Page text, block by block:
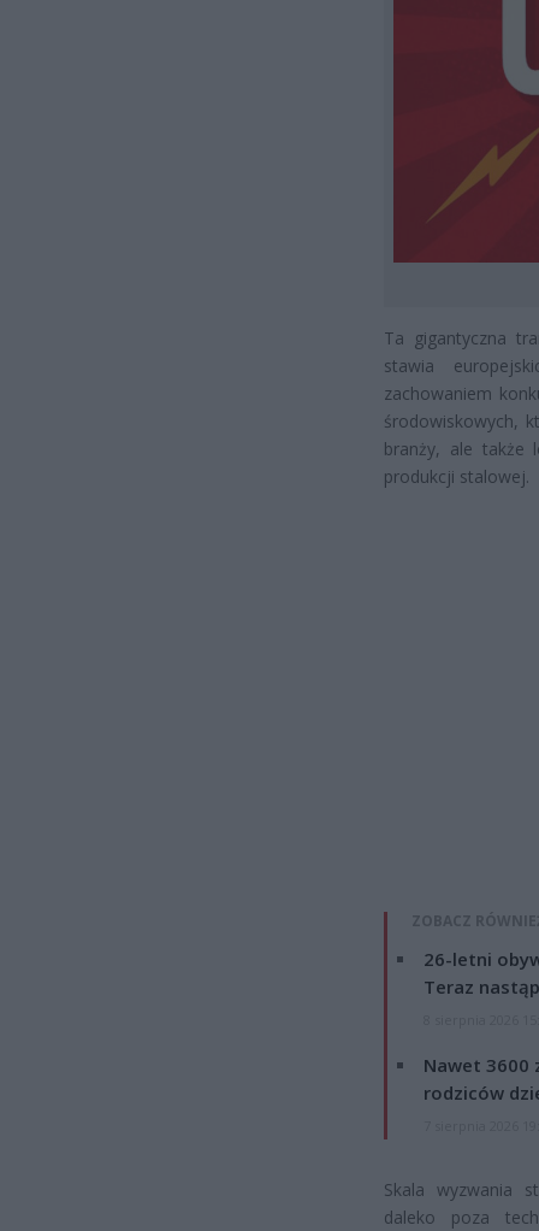
Ta gigantyczna
stawia
zachowaniem
środowiskowych,
branży, ale także
produkcji stalowej.
ZOBACZ
26-letni
Teraz
Nawet 3600
rodziców
Skala wyzwania
daleko poza